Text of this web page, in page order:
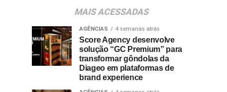
MAIS ACESSADAS
AGÊNCIAS 4 semanas atrás
Score Agency desenvolve
solução “GC Premium” para
transformar gôndolas da
Diageo em plataformas de
brand experience